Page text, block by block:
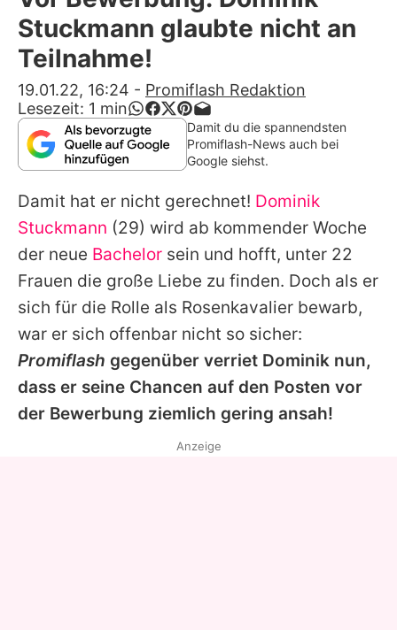
Alle Themen auf Promiflash
App runterladen
Team
Redaktionelle Richtlinien
Impressum
Datenschutzerklärung
Nutzungsbedingungen
Utiq verwalten
Stuckmann glaubte nicht an
Teilnahme!
19.01.22, 16:24 - Promiflash Redaktion
Lesezeit: 1 min
Damit du die spannendsten
Promiflash-News auch bei
Google siehst.
Damit hat er nicht gerechnet! Dominik
Stuckmann (29) wird ab kommender Woche
der neue Bachelor sein und hofft, unter 22
Frauen die große Liebe zu finden. Doch als er
sich für die Rolle als Rosenkavalier bewarb,
war er sich offenbar nicht so sicher:
Promiflash gegenüber verriet Dominik nun,
dass er seine Chancen auf den Posten vor
der Bewerbung ziemlich gering ansah!
Anzeige